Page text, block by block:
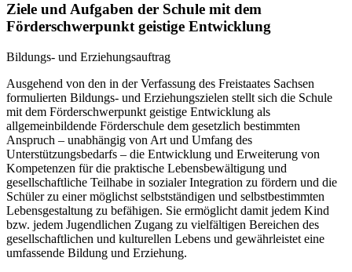
Ziele und Aufgaben der Schule mit dem
Förderschwerpunkt geistige Entwicklung
Bildungs- und Erziehungsauftrag
Ausgehend von den in der Verfassung des Freistaates Sachsen
formulierten Bildungs- und Erziehungszielen stellt sich die Schule
mit dem Förderschwerpunkt geistige Entwicklung als
allgemeinbildende Förderschule dem gesetzlich bestimmten
Anspruch – unabhängig von Art und Umfang des
Unterstützungsbedarfs – die Entwicklung und Erweiterung von
Kompetenzen für die praktische Lebensbewältigung und
gesellschaftliche Teilhabe in sozialer Integration zu fördern und die
Schüler zu einer möglichst selbstständigen und selbstbestimmten
Lebensgestaltung zu befähigen. Sie ermöglicht damit jedem Kind
bzw. jedem Jugendlichen Zugang zu vielfältigen Bereichen des
gesellschaftlichen und kulturellen Lebens und gewährleistet eine
umfassende Bildung und Erziehung.